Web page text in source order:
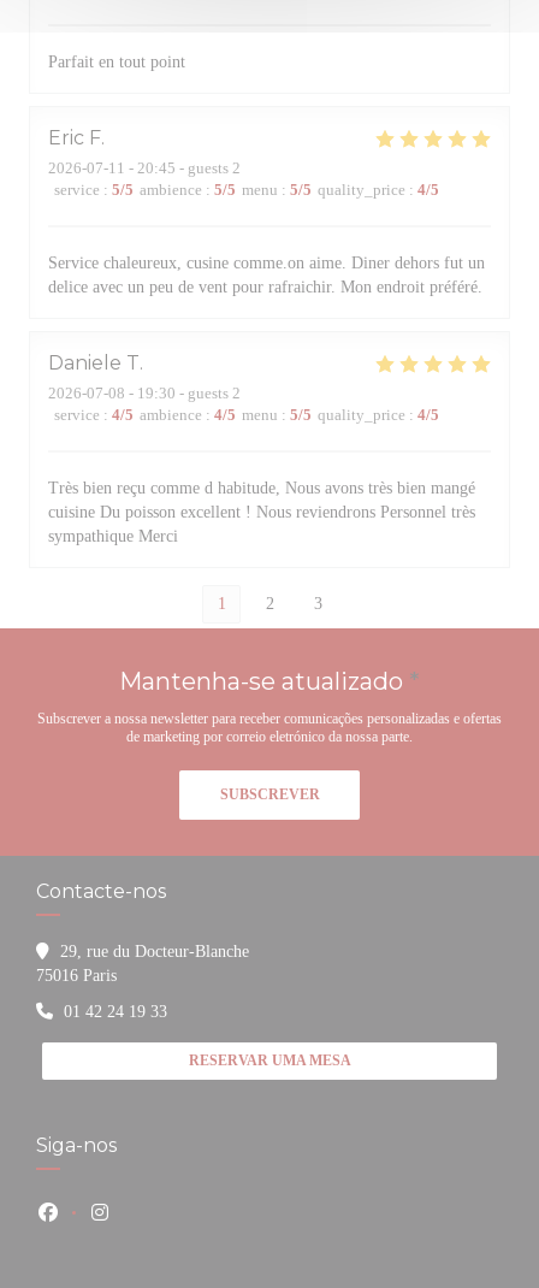
Parfait en tout point
Eric F
2026-07-11 - 20:45 - guests 2
service : 5/5 ambience : 5/5 menu : 5/5 quality_price : 4/5
Service chaleureux, cusine comme.on aime. Diner dehors fut un
delice avec un peu de vent pour rafraichir. Mon endroit préféré.
Daniele T
2026-07-08 - 19:30 - guests 2
service : 4/5 ambience : 4/5 menu : 5/5 quality_price : 4/5
Très bien reçu comme d habitude, Nous avons très bien mangé
cuisine Du poisson excellent ! Nous reviendrons Personnel très
sympathique Merci
1 2 3
Mantenha-se atualizado *
Subscrever a nossa newsletter para receber comunicações personalizadas e ofertas
de marketing por correio eletrónico da nossa parte.
SUBSCREVER
Contacte-nos
29, rue du Docteur-Blanche
75016 Paris((abre numa nova janela))
01 42 24 19 33
RESERVAR UMA MESA
Siga-nos
Facebook ((abre numa nova janela))
Instagram ((abre numa nova janela))